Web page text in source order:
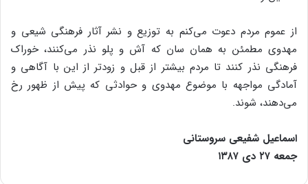
از عموم مردم دعوت می‌کنم به توزیع و نشر آثار فرهنگی شیعی و
مهدوی مطمئن به همان سان که آش و پلو نذر می‌کنند، خوراک
فرهنگی نذر کنند تا مردم بیشتر از قبل و زودتر از این با آگاهی و
آمادگی مواجهه با موضوع مهدوی و حوادثی که پیش از ظهور رخ
می‌دهند، شوند.
اسماعیل شفیعی سروستانی
جمعه ۲۷ دی ۱۳۸۷